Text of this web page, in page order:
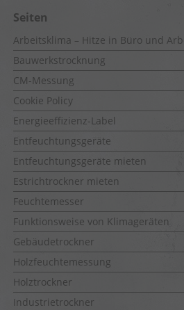
Seiten
Arbeitsklima – Hitze in Büro und
Bauwerkstrocknung
CM-Messung
Cookie Policy
Energieeffizienz-Label
Entfeuchtungsgeräte
Entfeuchtungsgeräte mieten
Estrichtrockner mieten
Feuchtemesser
Funktionsweise von Klimageräten
Gebäudetrockner
Holzfeuchtemessung
Holztrockner
Industrietrockner